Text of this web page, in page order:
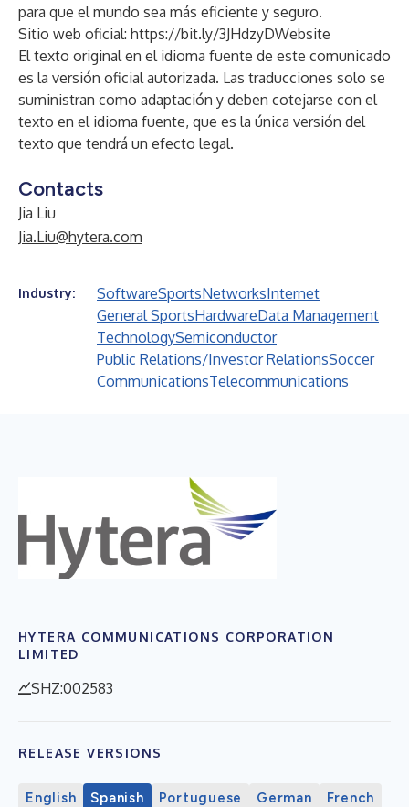
para que el mundo sea más eficiente y seguro.
Sitio web oficial: https://bit.ly/3JHdzyDWebsite
El texto original en el idioma fuente de este comunicado
es la versión oficial autorizada. Las traducciones solo se
suministran como adaptación y deben cotejarse con el
texto en el idioma fuente, que es la única versión del
texto que tendrá un efecto legal.
Contacts
Jia Liu
Jia.Liu@hytera.com
Industry: SoftwareSportsNetworksInternet
General SportsHardwareData Management
TechnologySemiconductor
Public Relations/Investor RelationsSoccer
CommunicationsTelecommunications
HYTERA COMMUNICATIONS CORPORATION
LIMITED
SHZ:002583
RELEASE VERSIONS
English Spanish Portuguese German French